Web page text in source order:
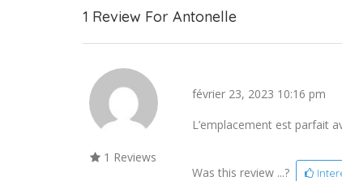
1 Review For Antonelle
1 Reviews
février 23, 2023 10:16 pm
L’emplacement est parfait
Was this review ...?